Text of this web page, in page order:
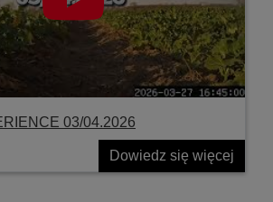
03/04.2026
Dowiedz się więcej